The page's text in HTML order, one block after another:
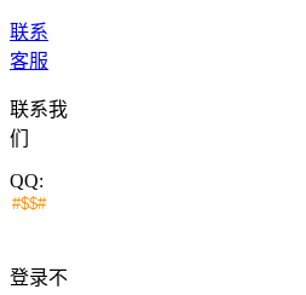
联系
客服
联系我
们
QQ:
登录不